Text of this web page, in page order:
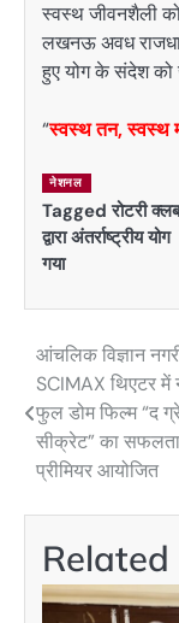
स्वस्थ जीवनशैली
लखनऊ अवध
हुए योग के संदेश
“स्वस्थ तन, स्वस्थ
नेशनल
Taggedरोटरी
द्वारा
गया
Post
navigation
आंचलिक विज्ञान
SCIMAX थिएटर में
फुल डोम फिल्म “द
सीक्रेट” का
प्रीमियर आयोजित
Related